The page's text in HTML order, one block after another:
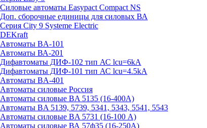
Силовые автоматы Easypact Compact NS
Доп. сборочные единицы для силовых ВА
Серия City 9 Systeme Electric
DEKraft
Автоматы BA-101
Автоматы ВА-201
Дифавтоматы ДИФ-102 тип АС lcu=6kA
Дифавтоматы ДИФ-101 тип АС lcu=4.5kA
Автоматы BA-401
Автоматы силовые Россия
Автоматы силовые BA 5135 (16-400А)
Автоматы BA 5139, 5739, 5341, 5343, 5541, 5543
Автоматы силовые BA 5731 (16-100 А)
Автоматы силовые ВА 57ф35 (16-250А)